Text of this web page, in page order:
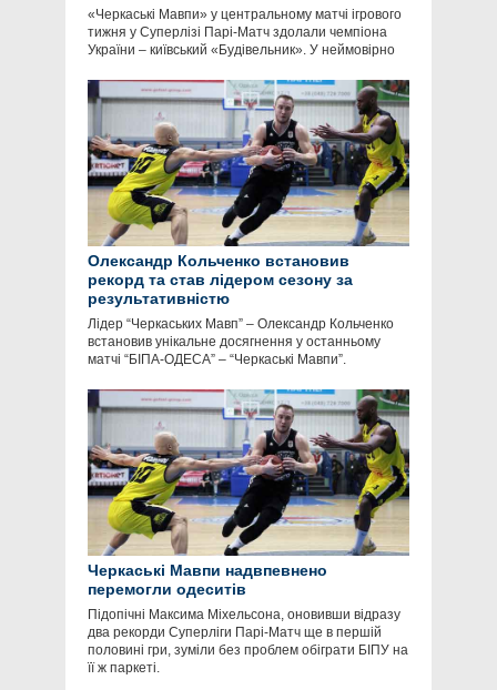
«Черкаські Мавпи» у центральному матчі ігрового
тижня у Суперлізі Парі-Матч здолали чемпіона
України – київський «Будівельник». У неймовірно
Олександр Кольченко встановив
рекорд та став лідером сезону за
результативністю
Лідер “Черкаських Мавп” – Олександр Кольченко
встановив унікальне досягнення у останньому
матчі “БІПА-ОДЕСА” – “Черкаські Мавпи”.
Черкаські Мавпи надвпевнено
перемогли одеситів
Підопічні Максима Міхельсона, оновивши відразу
два рекорди Суперліги Парі-Матч ще в першій
половині гри, зуміли без проблем обіграти БІПУ на
її ж паркеті.